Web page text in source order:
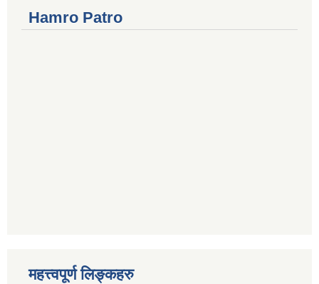
Hamro Patro
महत्त्वपूर्ण लिङ्कहरु